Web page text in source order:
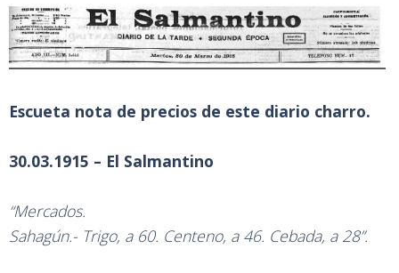
Escueta nota de precios de este diario charro.
30.03.1915 – El Salmantino
“Mercados.
Sahagún.- Trigo, a 60. Centeno, a 46. Cebada, a 28”.